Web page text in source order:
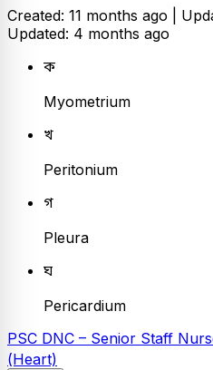
Created: 11 months ago |
Updated: 4 months ago
ক
Myometrium
খ
Peritonium
গ
Pleura
ঘ
Pericardium
PSC DNC – Senior Staff
(Heart)